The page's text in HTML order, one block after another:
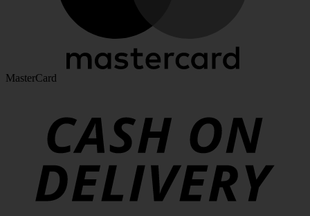
MasterCard